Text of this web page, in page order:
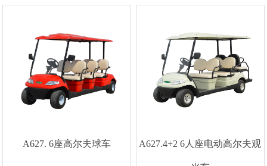
A627. 6座高尔夫球车 A627.4+2 6人座电动高尔夫观